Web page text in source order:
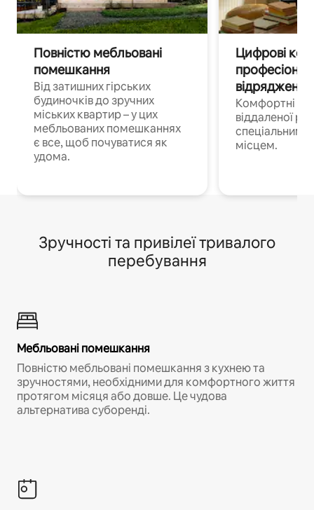
Повністю мебльовані
помешкання
Від затишних гірських
будиночків до зручних
міських квартир – у цих
мебльованих помешканнях
є все, щоб почуватися як
удома.
Цифрові
Комфортні
віддаленої
спеціальним
місцем.
Зручності та привілеї тривалого
перебування
Мебльовані помешкання
Повністю мебльовані помешкання з кухнею та
зручностями, необхідними для комфортного життя
протягом місяця або довше. Це чудова
альтернатива суборенді.